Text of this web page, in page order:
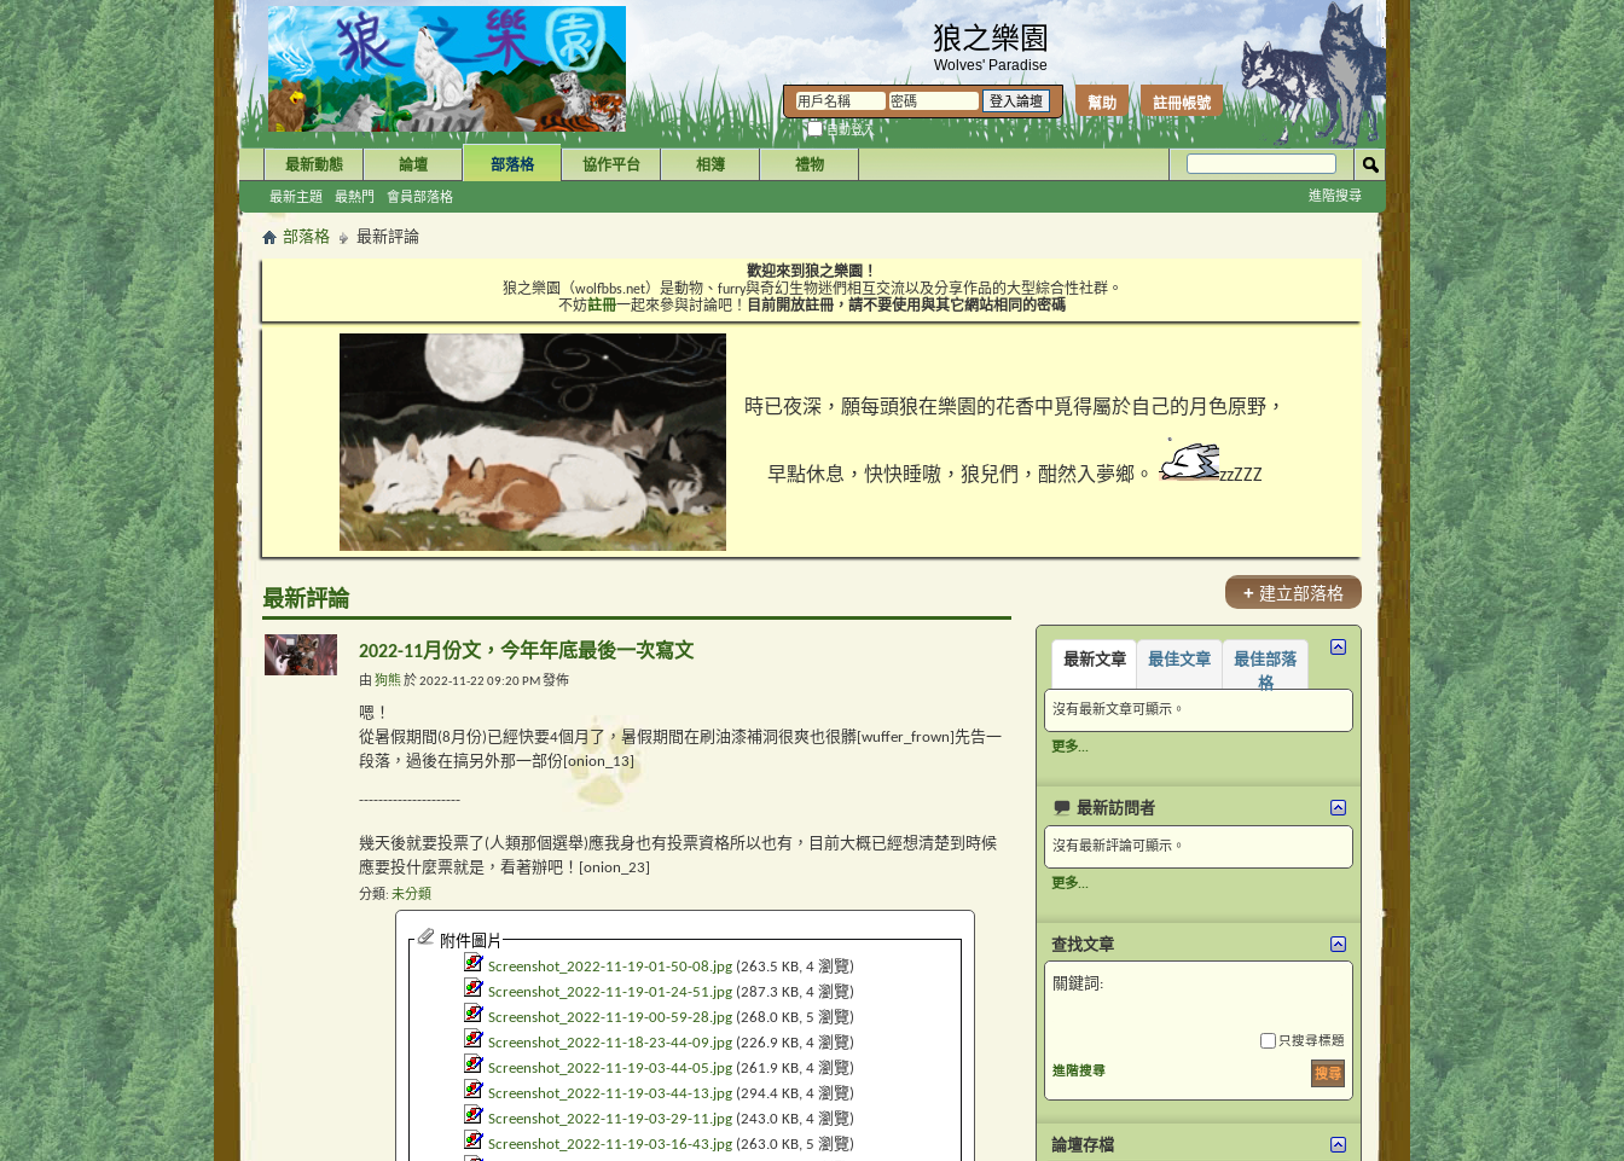
狼之樂園
Wolves' Paradise
註冊帳號
幫助
自動登入
最新動態 論壇 部落格
最新主題 最熱門 會員部落格
協作平台 相簿 禮物
進階搜尋
部落格 最新評論
歡迎來到狼之樂園！
狼之樂園（wolfbbs.net）是動物、furry與奇幻生物迷們相互交流以及分享作品的大型綜合性社群。
不妨註冊一起來參與討論吧！ 目前開放註冊，請不要使用與其它網站相同的密碼
時已夜深，願每頭狼在樂園的花香中覓得屬於自己的月色原野，
早點休息，快快睡嗷，狼兒們，酣然入夢鄉。 zzZZZ
最新評論
2022-11月份文，今年年底最後一次寫文
由 狗熊於 2022-11-22 09:20 PM 發佈
嗯！
從暑假期間(8月份)已經快要4個月了，暑假期間在刷油漆補洞很爽也很髒[wuffer_frown]先告一
段落，過後在搞另外那一部份[onion_13]
---------------------
幾天後就要投票了(人類那個選舉)應我身也有投票資格所以也有，目前大概已經想清楚到時候
應要投什麼票就是，看著辦吧！[onion_23]
分類 未分類
附件圖片
Screenshot_2022-11-19-01-50-08.jpg (263.5 KB, 4 瀏覽)
Screenshot_2022-11-19-01-24-51.jpg (287.3 KB, 4 瀏覽)
Screenshot_2022-11-19-00-59-28.jpg (268.0 KB, 5 瀏覽)
Screenshot_2022-11-18-23-44-09.jpg (226.9 KB, 4 瀏覽)
Screenshot_2022-11-19-03-44-05.jpg (261.9 KB, 4 瀏覽)
Screenshot_2022-11-19-03-44-13.jpg (294.4 KB, 4 瀏覽)
Screenshot_2022-11-19-03-29-11.jpg (243.0 KB, 4 瀏覽)
Screenshot_2022-11-19-03-16-43.jpg (263.0 KB, 5 瀏覽)
+ 建立部落格
最新文章 最佳文章
最佳部落
格
沒有最新文章可顯示。
更多...
最新訪問者
沒有最新評論可顯示。
更多...
查找文章
關鍵詞:
只搜尋標題
進階搜尋
論壇存檔